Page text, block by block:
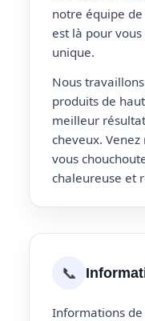
notre équipe
est là pour
unique.
Nous
produits de
meilleur
cheveux.
vous
chaleureuse et
📞
Informations de